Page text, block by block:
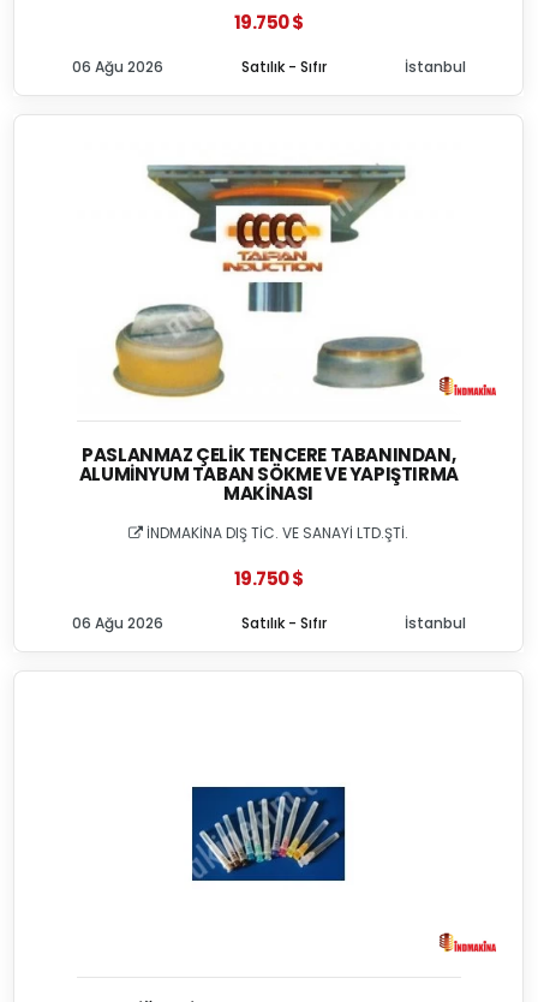
19.750 $
Satılık - Sıfır
06 Ağu 2026 İstanbul
PASLANMAZ ÇELIK TENCERE TABANINDAN,
ALUMINYUM TABAN SÖKME VE YAPIŞTIRMA
MAKINASI
İNDMAKİNA DIŞ TİC. VE SANAYİ LTD.ŞTİ.
19.750 $
Satılık - Sıfır
06 Ağu 2026 İstanbul